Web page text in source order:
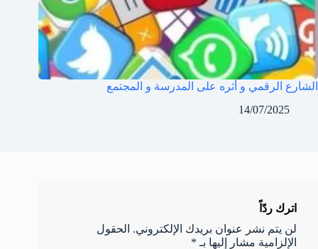
الشارع الرقمي و أثره على المدرسة و المجتمع
14/07/2025
اترك ردّاً
لن يتم نشر عنوان بريدك الإلكتروني. الحقول
الإلزامية مشار إليها بـ *